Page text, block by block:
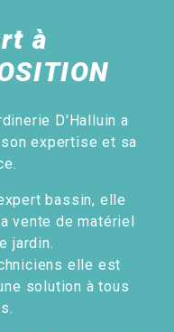
à
D'Halluin a
expertise et sa
bassin, elle
vente de matériel
jardin.
elle est
solution à tous